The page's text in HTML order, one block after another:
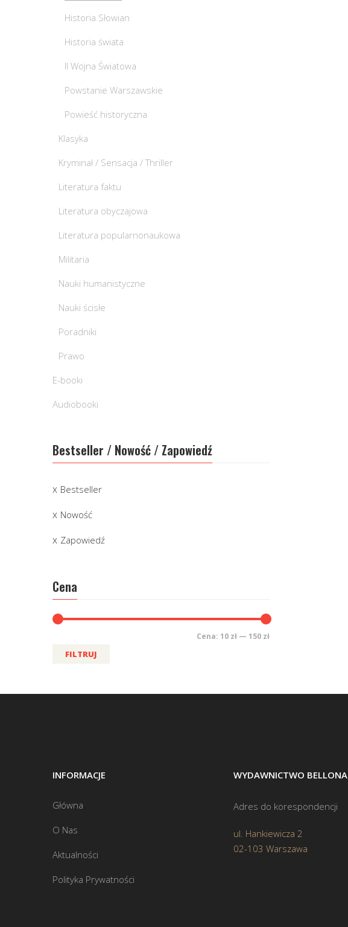
Historia Słowian
Historia świata
II Wojna Światowa
Powstanie Warszawskie
Powieść historyczna
Klasyka
Kryminał / Sensacja / Thriller
Literatura faktu
Literatura obyczajowa
Literatura popularnonaukowa
Militaria
Nauki humanistyczne
Nauki ścisłe
Poradniki
Prawo
E-booki
Audiobooki
Bestseller / Nowość / Zapowiedź
Bestseller
Nowość
Zapowiedź
Cena
FILTRUJ
Cena: 10 zł — 150 zł
INFORMACJE
Główna
O Nas
Aktualności
Polityka Prywatności
WYDAWNICTWO BELLONA
Adres do korespondencji
ul. Hankiewicza 2
02-103 Warszawa